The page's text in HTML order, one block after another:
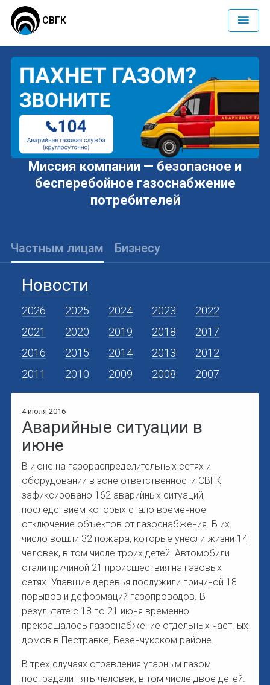
СВГК
Миссия компании — безопасное и
бесперебойное газоснабжение
потребителей
Частным лицам Бизнесу
Новости
2026 2025 2024 2023
2022
2021
2020 2019 2018
2017
2016
2015 2014 2013
2012
2011
2010 2009 2008 2007
4 июля 2016
Аварийные ситуации в
июне
В июне на газораспределительных сетях и
оборудовании в зоне ответственности СВГК
зафиксировано 162 аварийных ситуаций,
последствием которых стало временное
отключение объектов от газоснабжения. В их
число вошли 32 пожара, которые унесли жизни 14
человек, в том числе троих детей. Автомобили
стали причиной 21 происшествия на газовых
сетях. Упавшие деревья послужили причиной 18
порывов и деформаций газопроводов. В
результате с 18 по 21 июня временно
прекращалось газоснабжение отдельных частных
домов в Пестравке, Безенчукском районе.
В трех случаях отравления угарным газом
пострадали пять человек, в том числе двое детей.